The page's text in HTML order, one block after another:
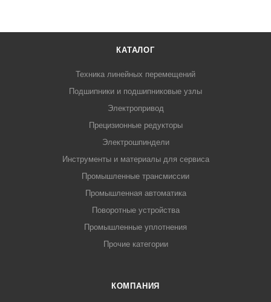
КАТАЛОГ
Техника линейных перемещений
Подшипники и подшипниковые узлы
Электропривод
Прецизионные редукторы
Электрошпиндели
Инструменты и материалы для сервиса
Промышленные трансмиссии
Промышленная автоматика
Поворотные устройства
Промышленные уплотнения
Прочие категории
КОМПАНИЯ